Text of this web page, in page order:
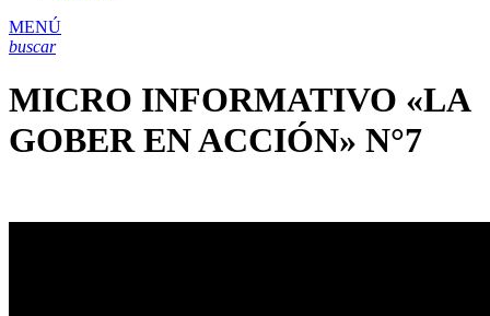
MENÚ
buscar
MICRO INFORMATIVO «LA
GOBER EN ACCIÓN» N°7